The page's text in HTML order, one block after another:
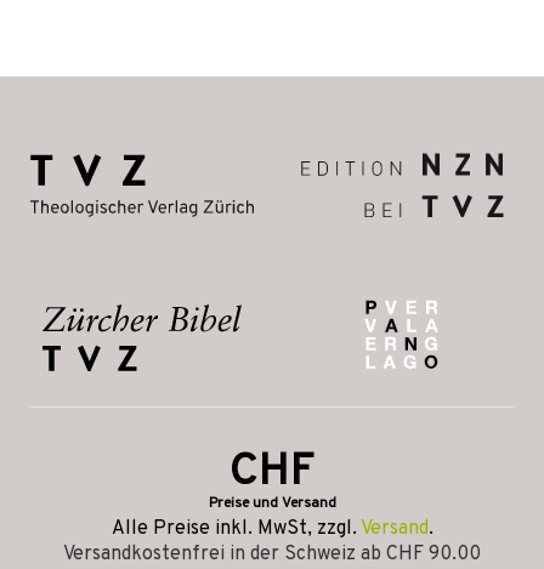
CHF
Preise und Versand
Alle Preise inkl. MwSt, zzgl. Versand.
Versandkostenfrei in der Schweiz ab CHF 90.00